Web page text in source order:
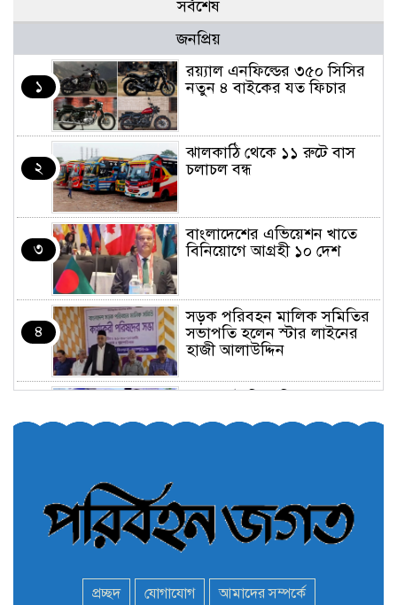
সর্বশেষ
জনপ্রিয়
১
র‌য়্যাল এনফিল্ডের ৩৫০ সিসির
নতুন ৪ বাইকের যত ফিচার
২
ঝালকাঠি থেকে ১১ রুটে বাস
চলাচল বন্ধ
৩
বাংলাদেশের এভিয়েশন খাতে
বিনিয়োগে আগ্রহী ১০ দেশ
৪
সড়ক পরিবহন মালিক সমিতির
সভাপতি হলেন স্টার লাইনের
হাজী আলাউদ্দিন
অনির্দিষ্টকালের জন্য বাংলাদেশে
প্রচ্ছদ যোগাযোগ আমাদের সম্পর্কে